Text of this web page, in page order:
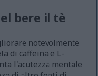
bere il tè
notevolmente
di caffeina e L-
l'acutezza mentale